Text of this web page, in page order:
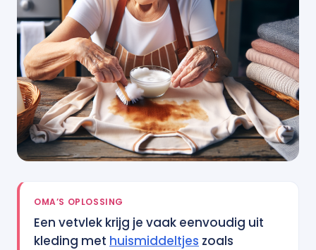
OMA’S OPLOSSING
Een vetvlek krijg je vaak eenvoudig uit
kleding met huismiddeltjes zoals